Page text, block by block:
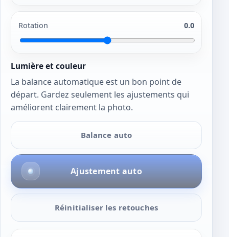
Rotation 0.0
Lumière et couleur
La balance automatique est un bon point de
départ. Gardez seulement les ajustements qui
améliorent clairement la photo.
Balance auto
Ajustement auto
Réinitialiser les retouches